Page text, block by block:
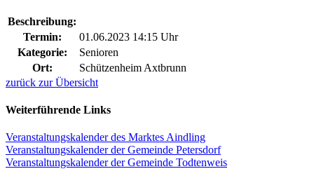
Beschreibung:
Termin:
01.06.2023 14:15 Uhr
Kategorie:
Senioren
Ort:
Schützenheim Axtbrunn
zurück zur Übersicht
Weiterführende Links
Veranstaltungskalender des Marktes Aindling
Veranstaltungskalender der Gemeinde Petersdorf
Veranstaltungskalender der Gemeinde Todtenweis